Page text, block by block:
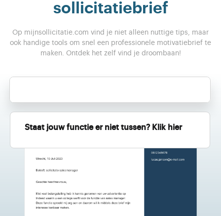
sollicitatiebrief
Op mijnsollicitatie.com vind je niet alleen nuttige tips, maar
ook handige tools om snel een professionele motivatiebrief te
maken. Ontdek het zelf vind je droombaan!
Staat jouw functie er niet tussen? Klik hier